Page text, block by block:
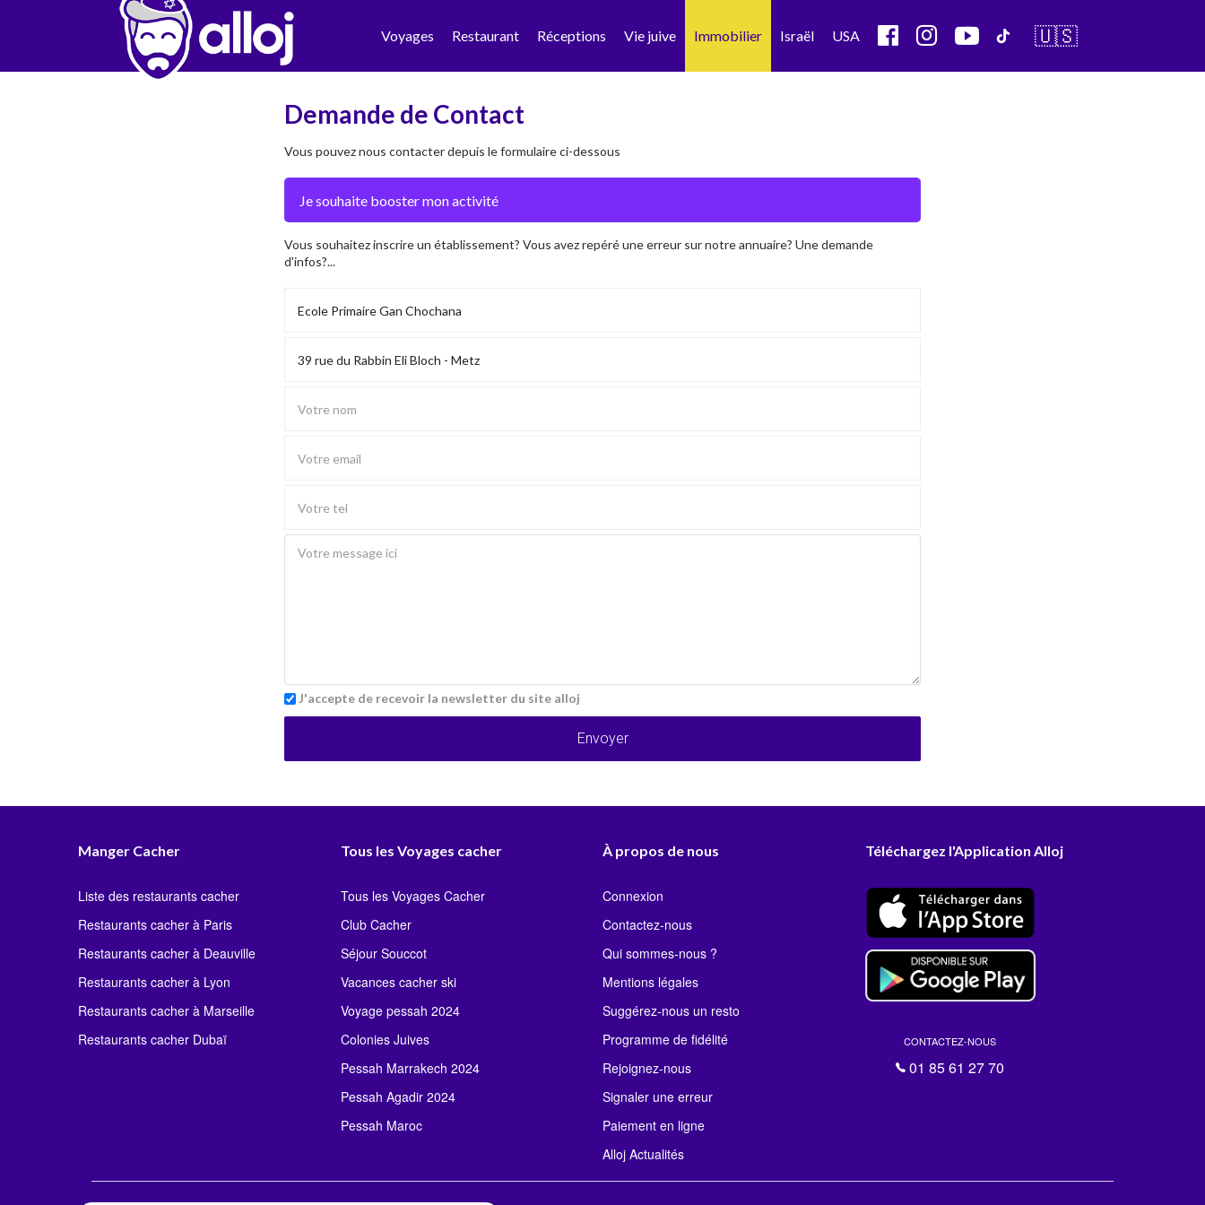
Voyages Restaurant Réceptions Vie juive Immobilier Israël USA 🇺🇸
Demande de Contact
Vous pouvez nous contacter depuis le formulaire ci-dessous
Vous souhaitez inscrire un établissement? Vous avez repéré une erreur sur notre annuaire? Une demande
d'infos?...
J'accepte de recevoir la newsletter du site alloj
Envoyer
Manger Cacher
Liste des restaurants cacher
Restaurants cacher à Paris
Restaurants cacher à Deauville
Restaurants cacher à Lyon
Restaurants cacher à Marseille
Restaurants cacher Dubaï
Tous les Voyages cacher
Tous les Voyages Cacher
Club Cacher
Séjour Souccot
Vacances cacher ski
Voyage pessah 2024
Colonies Juives
Pessah Marrakech 2024
Pessah Agadir 2024
Pessah Maroc
À propos de nous
Connexion
Contactez-nous
Qui sommes-nous ?
Mentions légales
Suggérez-nous un resto
Programme de fidélité
Rejoignez-nous
Signaler une erreur
Paiement en ligne
Alloj Actualités
Téléchargez l'Application Alloj
CONTACTEZ-NOUS
01 85 61 27 70